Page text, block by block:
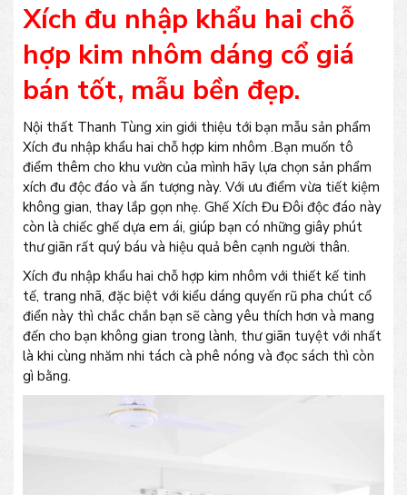
Xích đu nhập khẩu hai chỗ
hợp kim nhôm dáng cổ giá
bán tốt, mẫu bền đẹp.
Nội thất Thanh Tùng xin giới thiệu tới bạn mẫu sản phẩm
Xích đu nhập khẩu hai chỗ hợp kim nhôm .Bạn muốn tô
điểm thêm cho khu vườn của mình hãy lựa chọn sản phẩm
xích đu độc đáo và ấn tượng này. Với ưu điểm vừa tiết kiệm
không gian, thay lắp gọn nhẹ. Ghế Xích Đu Đôi độc đáo này
còn là chiếc ghế dựa em ái, giúp bạn có những giây phút
thư giãn rất quý báu và hiệu quả bên cạnh người thân.
Xích đu nhập khẩu hai chỗ hợp kim nhôm với thiết kế tinh
tế, trang nhã, đặc biệt với kiểu dáng quyến rũ pha chút cổ
điển này thì chắc chắn bạn sẽ càng yêu thích hơn và mang
đến cho bạn không gian trong lành, thư giãn tuyệt với nhất
là khi cùng nhăm nhi tách cà phê nóng và đọc sách thì còn
gì bằng.